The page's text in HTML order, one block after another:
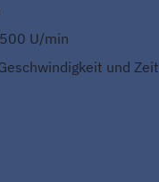
U/min
und Zeit